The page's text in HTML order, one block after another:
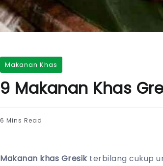
Makanan Khas
9 Makanan Khas
6 Mins Read
Makanan khas Gresikterbilang cukup